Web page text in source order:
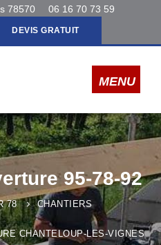
78570 06 16 70 73 59
DEVIS GRATUIT
95-78-92
78
CHANTIERS
CHANTELOUP-LES-VIGNES